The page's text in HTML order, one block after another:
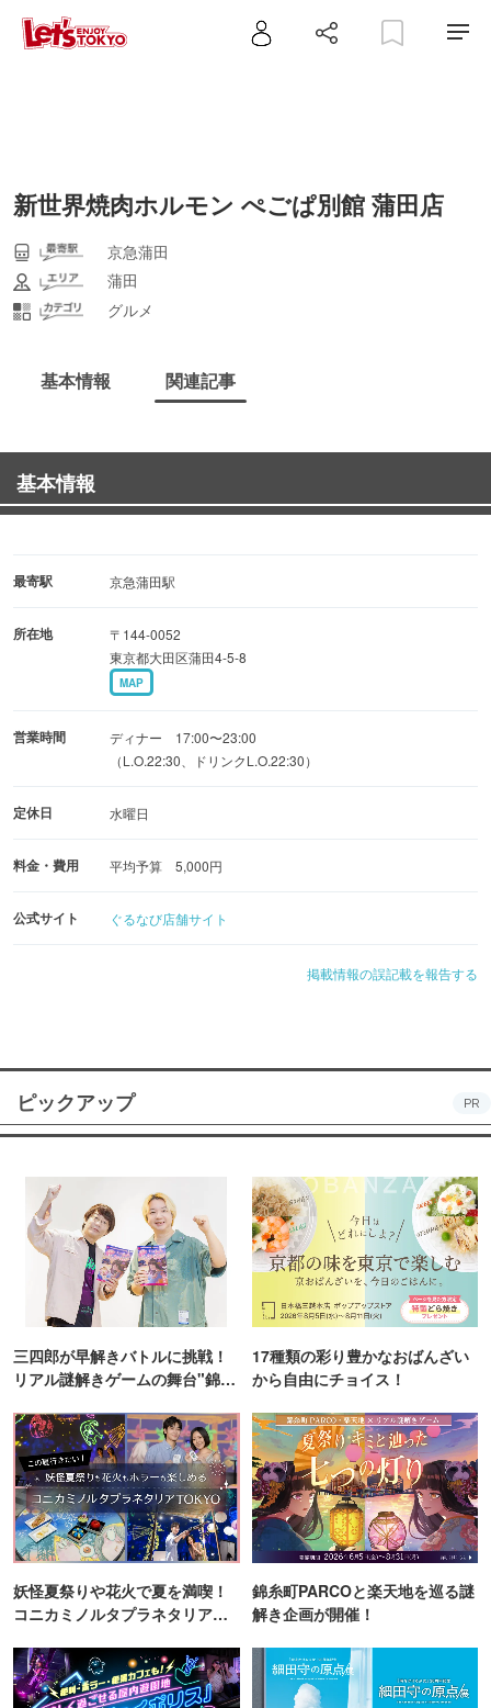
新世界焼肉ホルモン ぺごぱ別館 蒲田店
京急蒲田
蒲田
グルメ
基本情報 関連記事
基本情報
最寄駅 京急蒲田駅
所在地
〒144-0052
東京都大田区蒲田4-5-8
MAP
営業時間
ディナー 17:00〜23:00
（L.O.22:30、ドリンクL.O.22:30）
定休日 水曜日
料金・費用 平均予算 5,000円
公式サイト ぐるなび店舗サイト
掲載情報の誤記載を報告する
ピックアップ PR
三四郎が早解きバトルに挑戦！
リアル謎解きゲームの舞台"錦糸
17種類の彩り豊かなおばんざい
から自由にチョイス！
妖怪夏祭りや花火で夏を満喫！
コニカミノルタプラネタリア
錦糸町PARCOと楽天地を巡る謎
解き企画が開催！